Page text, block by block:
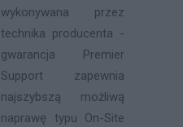
wykonywana przez
technika producenta -
gwarancja Premier
Support zapewnia
najszybszą możliwą
naprawę typu On-Site